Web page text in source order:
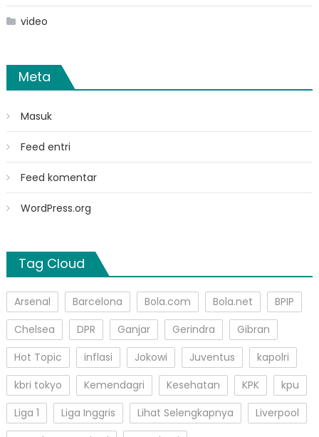
video
Meta
Masuk
Feed entri
Feed komentar
WordPress.org
Tag Cloud
Arsenal Barcelona Bola.com Bola.net
BPIP
Chelsea
DPR Ganjar Gerindra
Gibran
Hot Topic
inflasi Jokowi Juventus
kapolri
kbri tokyo
Kemendagri Kesehatan KPK
kpu
Liga 1
Liga Inggris Lihat Selengkapnya
Liverpool